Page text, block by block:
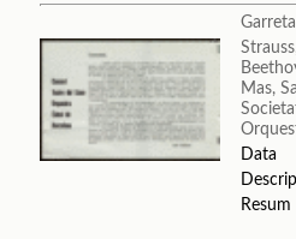
Mas,
Data
Resum